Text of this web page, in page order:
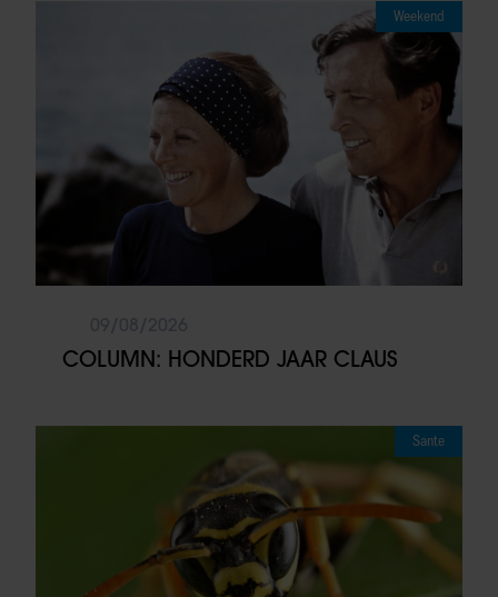
Weekend
COLUMN: HONDERD JAAR CLAUS
Sante